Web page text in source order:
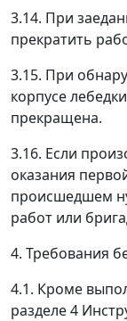
3.14. При
прекратить
3.15. При
корпусе
прекращена.
3.16. Если
оказания
происшедшем
работ или
4. Требования
4.1. Кроме
разделе 4